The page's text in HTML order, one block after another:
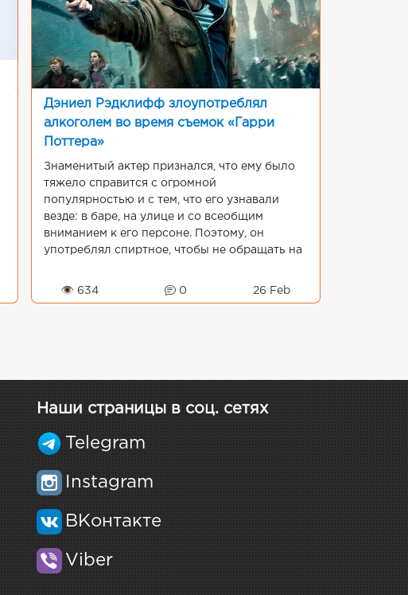
Дэниел Рэдклифф злоупотреблял
алкоголем во время съемок «Гарри
Поттера»
Знаменитый актер признался, что ему было
тяжело справится с огромной
популярностью и с тем, что его узнавали
везде: в баре, на улице и со всеобщим
вниманием к его персоне. Поэтому, он
употреблял спиртное, чтобы не обращать на
было трудно справиться с тем,...
👁 634 0 26 Feb
Наши страницы в соц. сетях
Telegram
Instagram
ВКонтакте
Viber